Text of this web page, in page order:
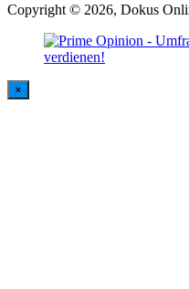
Copyright © 2026, Dokus
×